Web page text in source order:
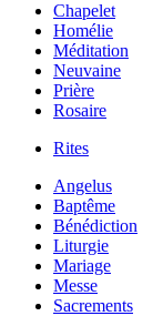
Chapelet
Homélie
Méditation
Neuvaine
Prière
Rosaire
Rites
Angelus
Baptême
Bénédiction
Liturgie
Mariage
Messe
Sacrements